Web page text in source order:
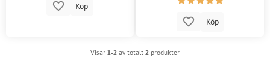
Köp
Köp
Visar 1-2 av totalt 2 produkter